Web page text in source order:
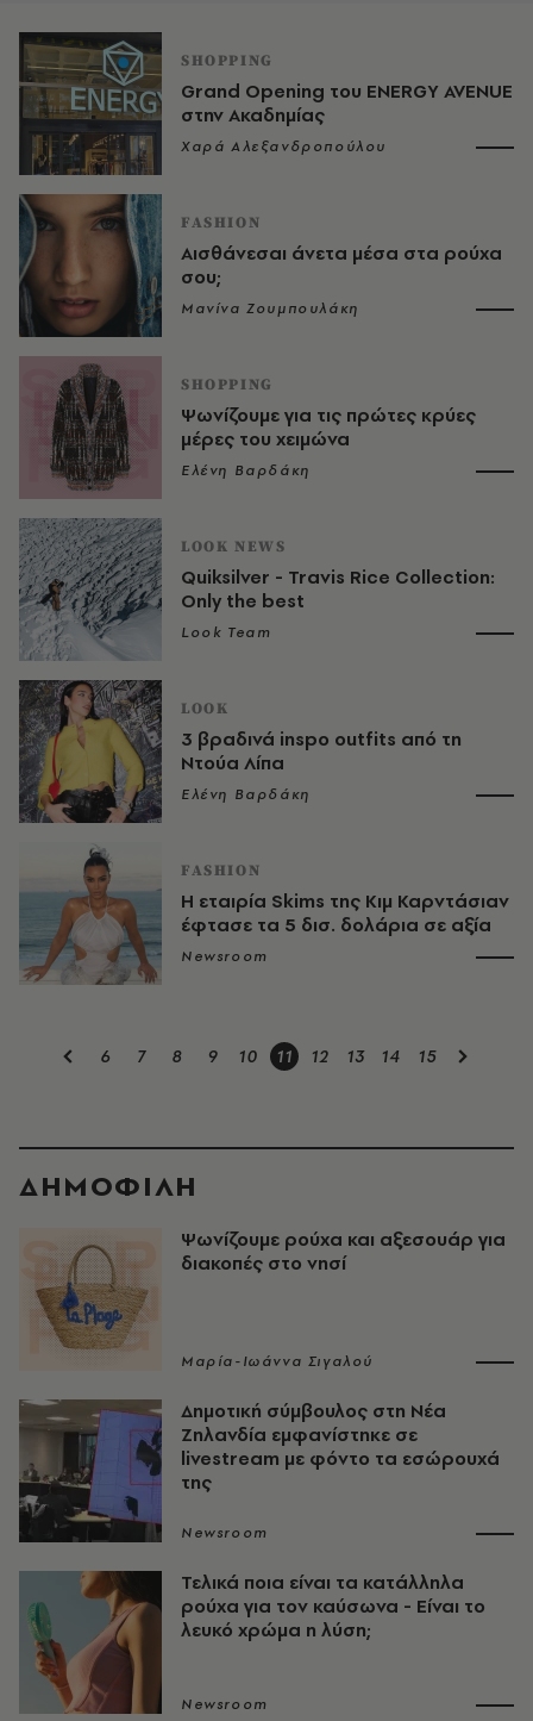
SHOPPING
Grand Opening του ENERGY AVENUE
στην Ακαδημίας
Χαρά Αλεξανδροπούλου
FASHION
Αισθάνεσαι άνετα μέσα στα ρούχα
σου;
Μανίνα Ζουμπουλάκη
SHOPPING
Ψωνίζουμε για τις πρώτες κρύες
μέρες του χειμώνα
Ελένη Βαρδάκη
LOOK NEWS
Quiksilver - Travis Rice Collection:
Only the best
Look Team
LOOK
3 βραδινά inspo outfits από τη
Ντούα Λίπα
Ελένη Βαρδάκη
FASHION
Η εταιρία Skims της Κιμ Καρντάσιαν
έφτασε τα 5 δισ. δολάρια σε αξία
Newsroom
6 7 8 9 10 11 12 13 14 15
ΔΗΜΟΦΙΛΗ
Ψωνίζουμε ρούχα και αξεσουάρ για
διακοπές στο νησί
Μαρία-Ιωάννα Σιγαλού
Δημοτική σύμβουλος στη Νέα
Ζηλανδία εμφανίστηκε σε
livestream με φόντο τα εσώρουχά
της
Newsroom
Τελικά ποια είναι τα κατάλληλα
ρούχα για τον καύσωνα - Είναι το
λευκό χρώμα η λύση;
Newsroom